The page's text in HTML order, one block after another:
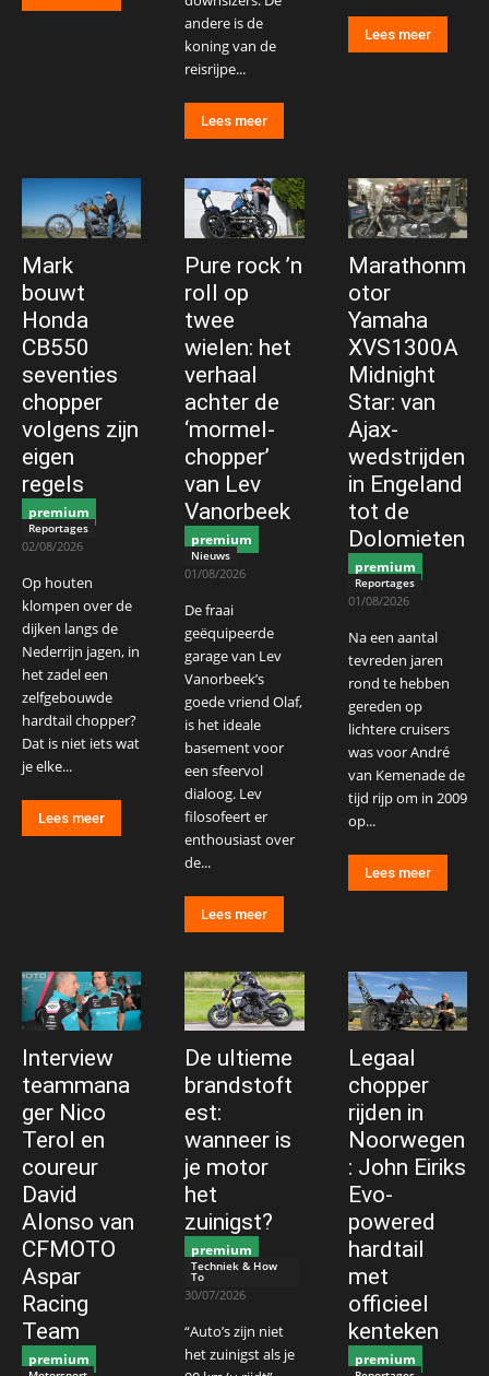
andere is de
koning van de
reisrijpe...
Lees meer
Lees meer
Mark
bouwt
Honda
CB550
seventies
chopper
volgens zijn
eigen
regels
premium
Reportages
02/08/2026
Op houten
klompen over de
dijken langs de
Nederrijn jagen, in
het zadel een
zelfgebouwde
hardtail chopper?
Dat is niet iets wat
je elke...
Lees meer
Pure rock ’n
roll op
twee
wielen: het
verhaal
achter de
‘mormel-
chopper’
van Lev
Vanorbeek
premium
Nieuws
01/08/2026
De fraai
geëquipeerde
garage van Lev
Vanorbeek’s
goede vriend Olaf,
is het ideale
basement voor
een sfeervol
dialoog. Lev
filosofeert er
enthousiast over
de...
Lees meer
Marathonm
otor
Yamaha
XVS1300A
Midnight
Star: van
Ajax-
wedstrijden
in Engeland
tot de
Dolomieten
premium
Reportages
01/08/2026
Na een aantal
tevreden jaren
rond te hebben
gereden op
lichtere cruisers
was voor André
van Kemenade de
tijd rijp om in 2009
op...
Lees meer
Interview
teammana
ger Nico
Terol en
coureur
David
Alonso van
CFMOTO
Aspar
Racing
Team
premium
De ultieme
brandstoft
est:
wanneer is
je motor
het
zuinigst?
premium
Techniek & How
To
30/07/2026
“Auto’s zijn niet
het zuinigst als je
Legaal
chopper
rijden in
Noorwegen
: John Eiriks
Evo-
powered
hardtail
met
officieel
kenteken
premium